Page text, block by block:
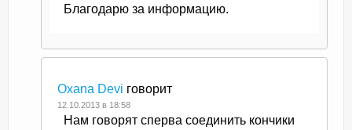
Благодарю за информацию.
Oxana Devi говорит
12.10.2013 в 18:58
Нам говорят сперва соединить кончики